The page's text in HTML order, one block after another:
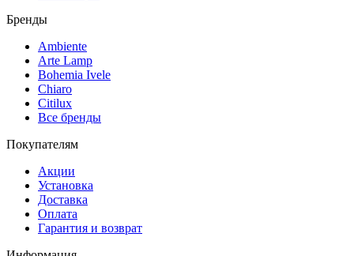
Бренды
Ambiente
Arte Lamp
Bohemia Ivele
Chiaro
Citilux
Все бренды
Покупателям
Акции
Установка
Доставка
Оплата
Гарантия и возврат